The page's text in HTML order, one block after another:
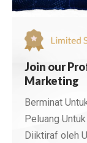
Join our
Marketing
Berminat
Peluang
Diiktiraf oleh